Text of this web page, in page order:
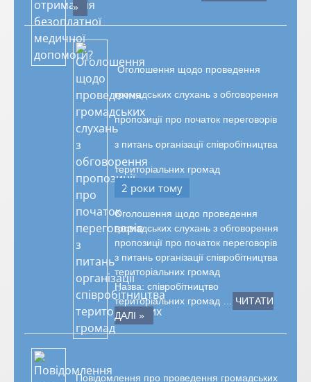
»
Оголошення щодо проведення
громадських слухань з обговорення
пропозиції про початок переговорів
з питань організації співробітництва
територіальних громад
2 роки тому
Оголошення щодо проведення
громадських слухань з обговорення
пропозиції про початок переговорів
з питань організації співробітництва
територіальних громад
Назва: співробітництво
територіальних громад …
ЧИТАТИ
ДАЛІ »
Повідомлення про проведення громадських